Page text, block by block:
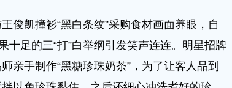
凯撞衫“黑白条纹”采购食材画面养眼，自
十足的三“打”白举纲引发笑声连连。明星招牌
亲手制作“黑糖珍珠奶茶”，为了让客人品到